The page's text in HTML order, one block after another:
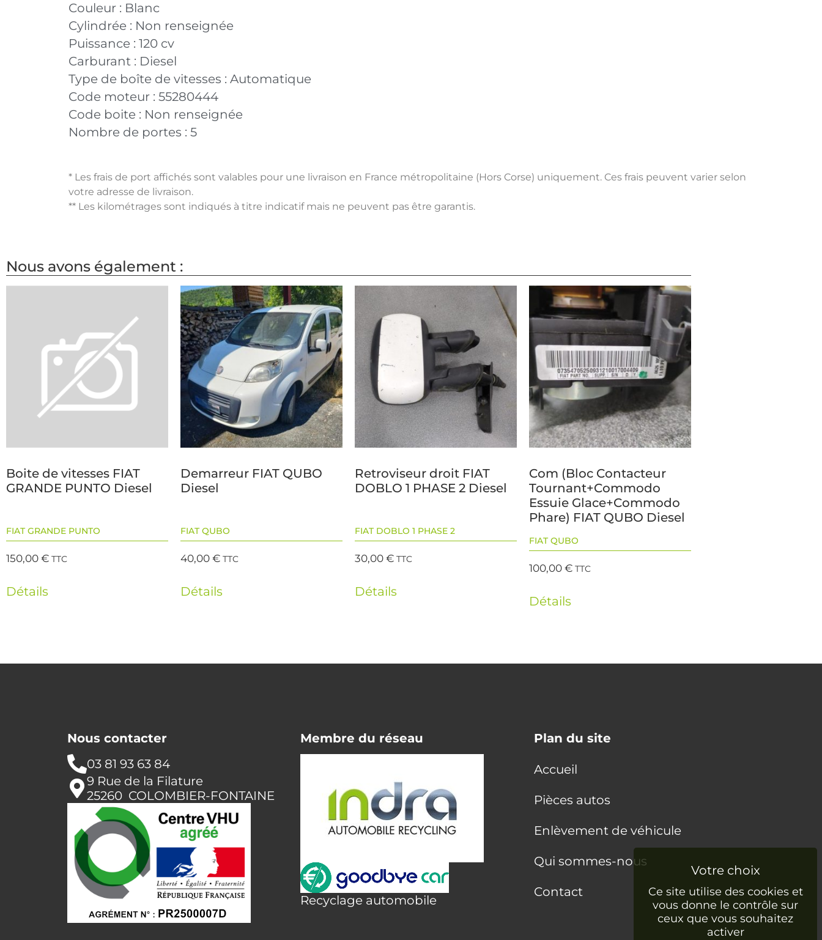
Couleur : Blanc
Cylindrée : Non renseignée
Puissance : 120 cv
Carburant : Diesel
Type de boîte de vitesses : Automatique
Code moteur : 55280444
Code boite : Non renseignée
Nombre de portes : 5
* Les frais de port affichés sont valables pour une livraison en France métropolitaine (Hors Corse) uniquement. Ces frais peuvent varier selon
votre adresse de livraison.
** Les kilométrages sont indiqués à titre indicatif mais ne peuvent pas être garantis.
Nous avons également :
Boite de vitesses FIAT
GRANDE PUNTO Diesel
FIAT GRANDE PUNTO
150,00€ TTC
Détails
Demarreur FIAT QUBO
Diesel
FIAT QUBO
40,00€ TTC
Détails
Retroviseur droit FIAT
DOBLO 1 PHASE 2 Diesel
FIAT DOBLO 1 PHASE 2
30,00€ TTC
Détails
Com (Bloc Contacteur
Tournant+Commodo
Essuie Glace+Commodo
Phare) FIAT QUBO Diesel
FIAT QUBO
100,00€ TTC
Détails
Nous contacter
03 81 93 63 84
9 Rue de la Filature
25260 COLOMBIER-FONTAINE
Membre du réseau
Recyclage automobile
Plan du site
Accueil
Pièces autos
Enlèvement de véhicule
Qui sommes-nous
Contact
Ce site utilise des cookies et
vous donne le contrôle sur
ceux que vous souhaitez
activer